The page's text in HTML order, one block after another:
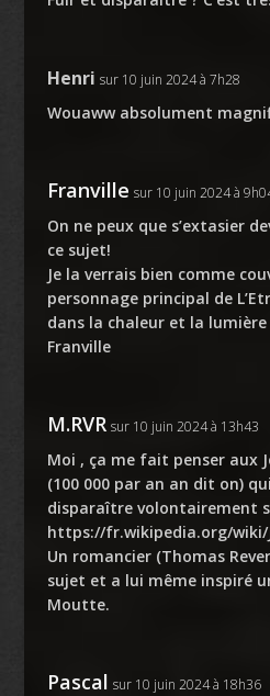
Henri sur 10 juin 2024 à 7h28
Wouaww absolument
Franville sur 10 juin 2024 à
On ne peux que s’extasier
ce sujet!
Je la verrais bien comme
personnage principal de
dans la chaleur et la lumière
Franville
M.RVR sur 10 juin 2024 à 13h43
Moi , ça me fait penser aux
(100 000 par an an dit on)
disparaître volontairement
https://fr.wikipedia.org/wiki/
Un romancier (Thomas
sujet et a lui même inspiré
Moutte.
Pascal sur 10 juin 2024 à 18h36